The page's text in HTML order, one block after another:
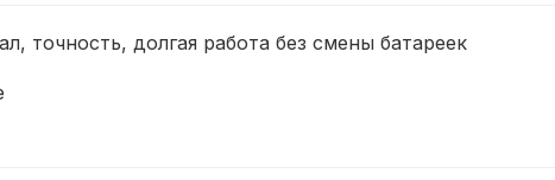
точность, долгая работа без смены батареек